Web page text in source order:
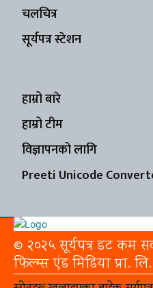
चलचित्र
सूर्यपत्र स्टेशन
हाम्रो बारे
हाम्रो टीम
विज्ञापनको लागि
Preeti Unicode
© २०२५ सूर्यपत्र डट कम
फिल्म्स एंड मिडिया प्रा.